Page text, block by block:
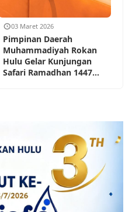
03 Maret 2026
Pimpinan Daerah
Muhammadiyah Rokan
Hulu Gelar Kunjungan
Safari Ramadhan 1447...